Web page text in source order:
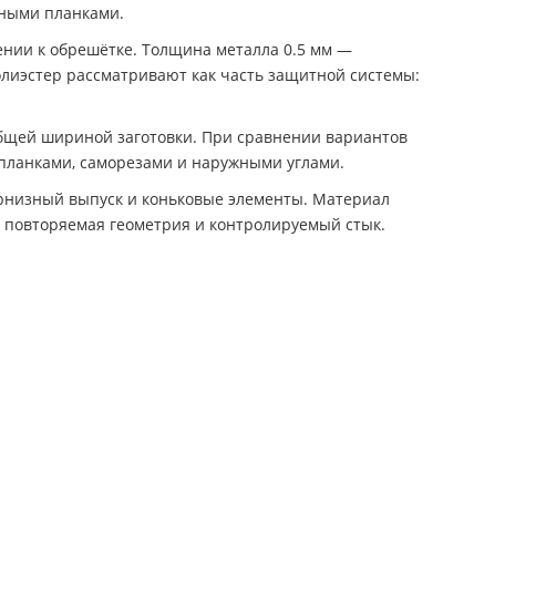
планками.
к обрешётке. Толщина металла 0.5 мм —
рассматривают как часть защитной системы:
шириной заготовки. При сравнении вариантов
саморезами и наружными углами.
выпуск и коньковые элементы. Материал
геометрия и контролируемый стык.